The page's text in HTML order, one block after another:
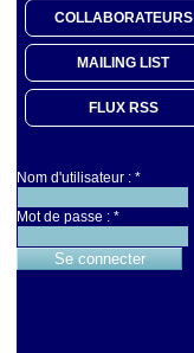
COLLABORATEURS
MAILING LIST
FLUX RSS
Nom d'utilisateur : *
Mot de passe : *